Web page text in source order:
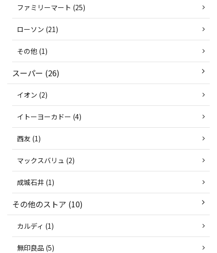
ファミリーマート (25)
ローソン (21)
その他 (1)
スーパー (26)
イオン (2)
イトーヨーカドー (4)
西友 (1)
マックスバリュ (2)
成城石井 (1)
その他のストア (10)
カルディ (1)
無印良品 (5)